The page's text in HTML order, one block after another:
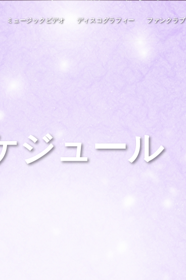
ミュージックビデオ ディスコグラフィー ファンクラブ
ジュール